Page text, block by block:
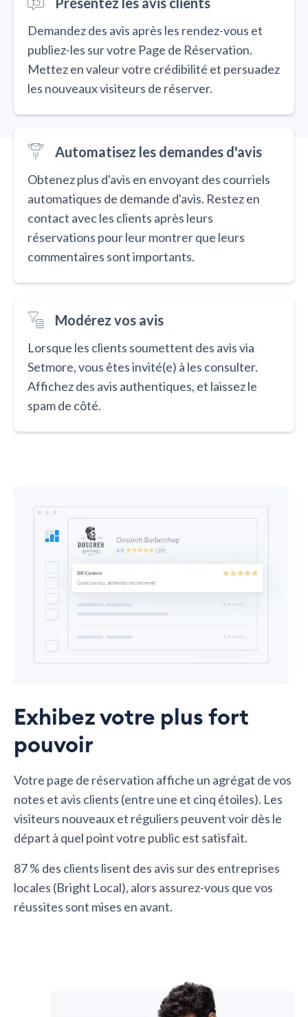
Demandez des avis après les rendez-vous et
publiez-les sur votre Page de Réservation.
Mettez en valeur votre crédibilité et persuadez
les nouveaux visiteurs de réserver.
Automatisez les demandes d'avis
Obtenez plus d'avis en envoyant des courriels
automatiques de demande d'avis. Restez en
contact avec les clients après leurs
réservations pour leur montrer que leurs
commentaires sont importants.
Modérez vos avis
Lorsque les clients soumettent des avis via
Setmore, vous êtes invité(e) à les consulter.
Affichez des avis authentiques, et laissez le
spam de côté.
Exhibez votre plus fort
pouvoir
Votre page de réservation affiche un agrégat de vos
notes et avis clients (entre une et cinq étoiles). Les
visiteurs nouveaux et réguliers peuvent voir dès le
départ à quel point votre public est satisfait.
87 % des clients lisent des avis sur des entreprises
locales (Bright Local), alors assurez-vous que vos
réussites sont mises en avant.